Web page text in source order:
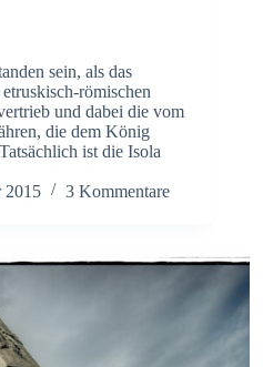
sein, als das
römischen
und dabei die vom
die dem König
ist die Isola
2015 3 Kommentare